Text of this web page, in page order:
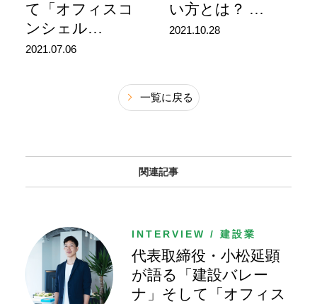
て「オフィスコ
ンシェル…
2021.07.06
い方とは？ …
2021.10.28
一覧に戻る
関連記事
INTERVIEW / 建設業
代表取締役・小松延顕
が語る「建設バレー
ナ」そして「オフィス